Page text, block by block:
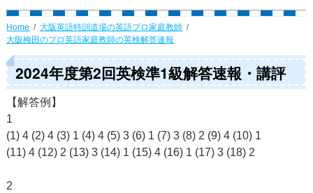
Home
大阪英語特訓道場の英語プロ家庭教師
大阪梅田のプロ英語家庭教師の英検解答速報
2024年度第2回英検準1級解答速報・講評
【解答例】
1
(1) 4 (2) 4 (3) 1 (4) 4 (5) 3 (6) 1 (7) 3 (8) 2 (9) 4 (10) 1
(11) 4 (12) 2 (13) 3 (14) 1 (15) 4 (16) 1 (17) 3 (18) 2
2